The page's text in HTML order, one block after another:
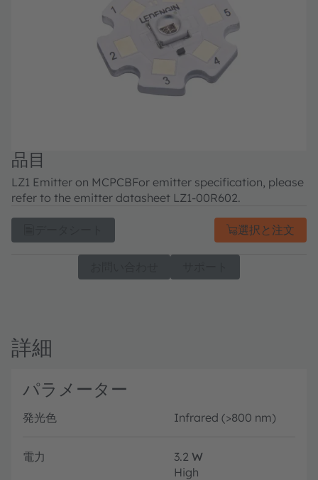
品目
LZ1 Emitter on MCPCBFor emitter specification, please
refer to the emitter datasheet LZ1-00R602.
選択と注文
詳細
パラメーター
発光色 Infrared (>800 nm)
電力 3.2 W
High